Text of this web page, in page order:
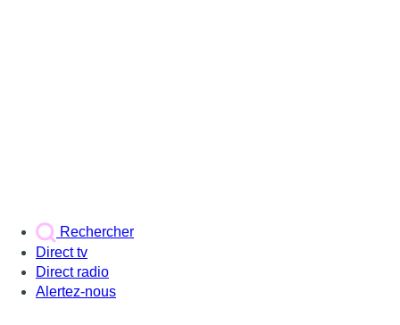
Rechercher
Direct tv
Direct radio
Alertez-nous